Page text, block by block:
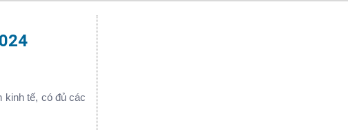
kinh tế, có đủ các